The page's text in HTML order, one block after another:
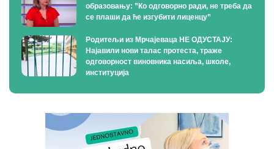
образовању: ”Ко одговорно ради, не треба да
се плаши да ће изгубити лиценцу”
Родитељи из Мрчајеваца НЕ ОДУСТАЈУ:
Најавили нови талас протеста, траже
одговорност виновника насиља, школе,
институција